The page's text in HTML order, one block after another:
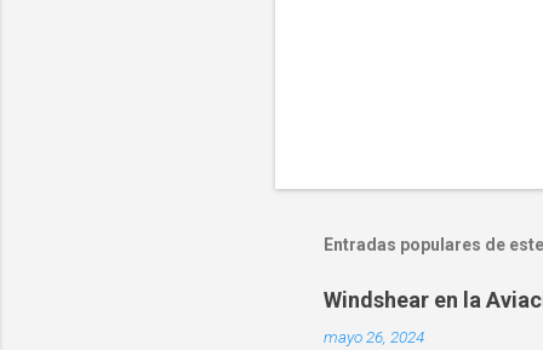
Entradas populares de
Windshear en la
mayo 26, 2024